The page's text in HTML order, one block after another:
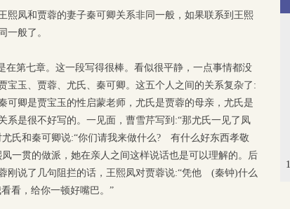
熙凤和贾蓉的妻子秦可卿关系非同一般，如果联系到王熙
一般了。
在第七章。这一段写得很棒。看似很平静，一点事情都没
宝玉、贾蓉、尤氏、秦可卿。这五个人之间的关系复杂了:
可卿是贾宝玉的性启蒙老师，尤氏是贾蓉的母亲，尤氏是
系是很不好写的。一见面，曹雪芹写到:“那尤氏一见了凤
氏和秦可卿说:“你们请我来做什么? 有什么好东西孝敬
一贯的做派，她在亲人之间这样说话也是可以理解的。后
刚说了几句阻拦的话，王熙凤对贾蓉说:“凭他 (秦钟)什么
看，给你一顿好嘴巴。”